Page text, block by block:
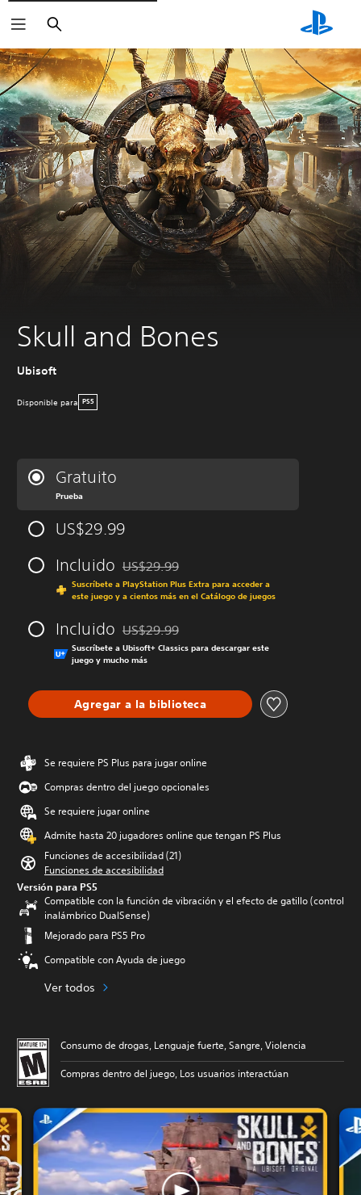
Buscar
Skull and Bones
Ubisoft
Disponible para PS5
Gratuito
Prueba
US$29.99
Incluido
Rebajado del precio original de US$29.99
US$29.99
Suscríbete a PlayStation Plus Extra para acceder a
este juego y a cientos más en el Catálogo de juegos
Incluido Rebajado del precio original de US$29.99
US$29.99
Suscríbete a Ubisoft+ Classics para descargar este
juego y mucho más
Agregar a la biblioteca
Se requiere PS Plus para jugar online
Compras dentro del juego opcionales
Se requiere jugar online
Admite hasta 20 jugadores online que tengan PS Plus
Funciones de accesibilidad (21)
Funciones de accesibilidad
Versión para PS5
Compatible con la función de vibración y el efecto de gatillo (control
inalámbrico DualSense)
Mejorado para PS5 Pro
Compatible con Ayuda de juego
Ver todos
Consumo de drogas, Lenguaje fuerte, Sangre, Violencia
Compras dentro del juego, Los usuarios interactúan